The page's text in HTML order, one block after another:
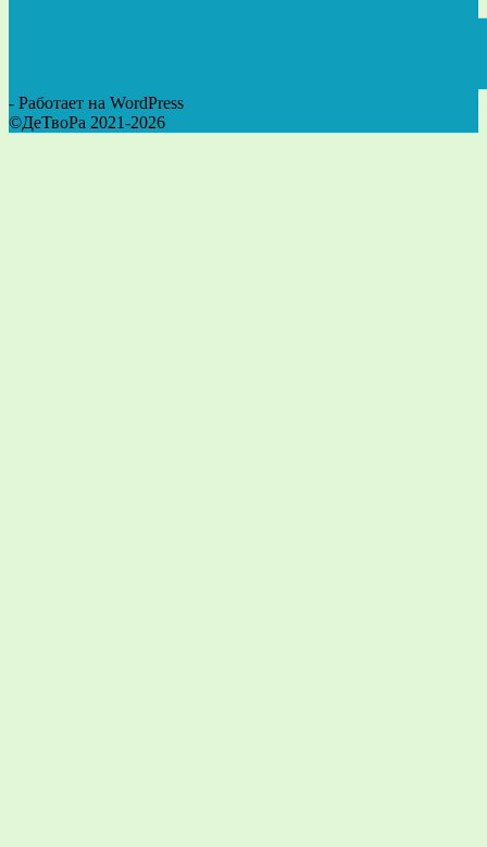
- Работает на WordPress
©ДеТвоРа 2021-2026